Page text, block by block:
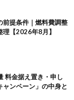
前提条件｜燃料費調整
【2026年8月】
料金据え置き・申し
ンペーン」の中身と